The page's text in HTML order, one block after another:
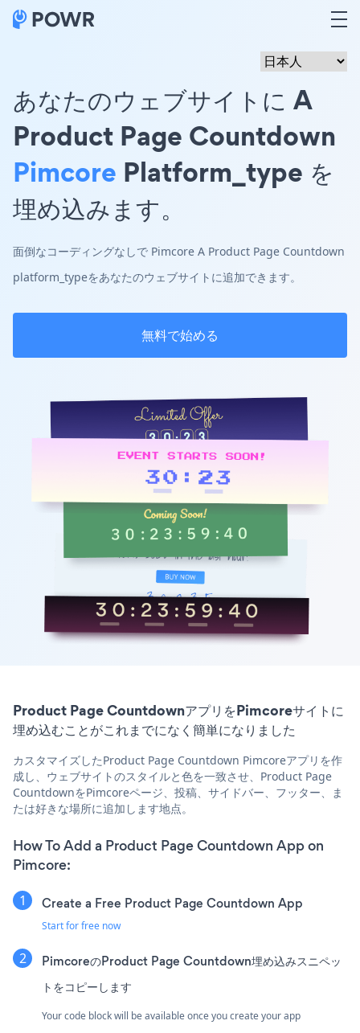
あなたのウェブサイトに A
Product Page Countdown
Pimcore Platform_type を
埋め込みます。
面倒なコーディングなしで Pimcore A Product Page Countdown
platform_typeをあなたのウェブサイトに追加できます。
無料で始める
Product Page CountdownアプリをPimcoreサイトに
埋め込むことがこれまでになく簡単になりました
カスタマイズしたProduct Page Countdown Pimcoreアプリを作
成し、ウェブサイトのスタイルと色を一致させ、Product Page
CountdownをPimcoreページ、投稿、サイドバー、フッター、ま
たは好きな場所に追加します地点。
How To Add a Product Page Countdown App on
Pimcore:
Create a Free Product Page Countdown App
Start for free now
PimcoreのProduct Page Countdown埋め込みスニペッ
トをコピーします
Your code block will be available once you create your app